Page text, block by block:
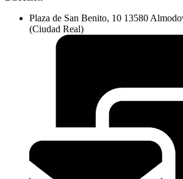
Plaza de San Benito, 10 13580
(Ciudad Real)